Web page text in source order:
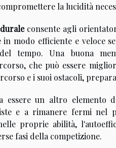
la lucidità
consente agli
modo efficiente e veloce
tempo. Una buona
che può essere
e i suoi ostacoli,
un altro elemento
e a rimanere fermi nel
proprie abilità,
fasi della competizione.